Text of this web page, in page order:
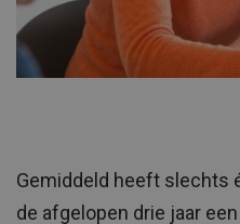
Gemiddeld heeft slechts
de afgelopen drie jaar